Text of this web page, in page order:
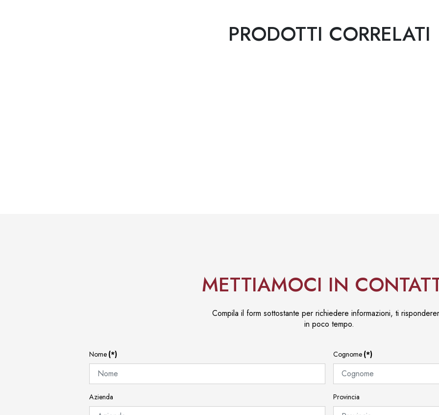
PRODOTTI CORRELATI
METTIAMOCI IN
Compila il form sottostante per richiedere informazioni, ti
in poco tempo.
Nome (*) Cognome (*)
Azienda Provincia